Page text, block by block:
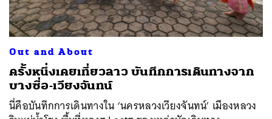
Out and About
ครั้งหนึ่งเคยเที่ยวลาว บันทึกการเดินทางจาก
บางซื่อ-เวียงจันทน์
นี่คือบันทึกการเดินทางใน ‘นครหลวงเวียงจันทน์’ เมืองหลวง
SHARE TWEET LINE EMAIL